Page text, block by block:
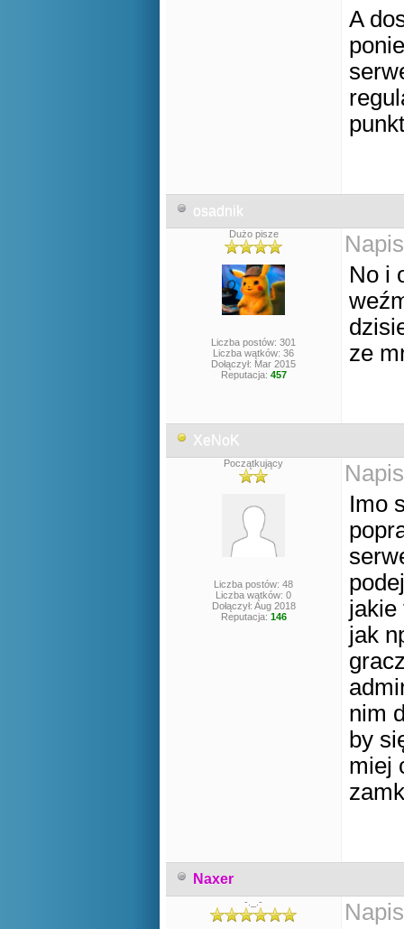
A
osadnik
Dużo pisze
Liczba postów: 301
Liczba wątków: 36
Dołączył: Mar 2015
Reputacja: 457
No i
ze
XeNoK
Początkujący
Liczba postów: 48
Liczba wątków: 0
Dołączył: Aug 2018
Reputacja: 146
Imo
jakie
jak
nim
by
miej
Naxer
-._.-